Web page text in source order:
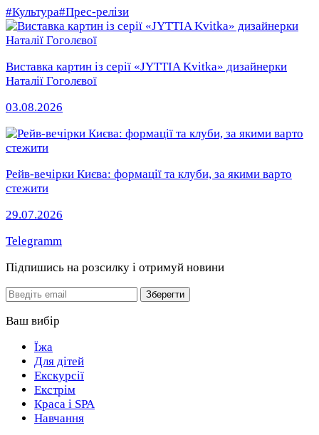
#Культура#Прес-релізи
Виставка картин із серії «JYTTIA Kvitka» дизайнерки
Наталії Гоголєвої
03.08.2026
Рейв-вечірки Києва: формації та клуби, за якими варто
стежити
29.07.2026
Telegramm
Підпишись на розсилку і отримуй новини
Email
Зберегти
Ваш вибір
Їжа
Для дітей
Екскурсії
Екстрім
Краса і SPA
Навчання